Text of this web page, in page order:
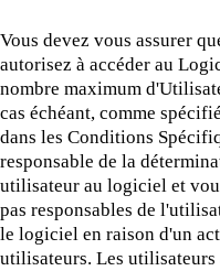
Vous devez vous assurer
autorisez à accéder au
nombre maximum
cas échéant, comme
dans les Conditions
responsable de la
utilisateur au logiciel et
pas responsables de
le logiciel en raison d'un
utilisateurs. Les